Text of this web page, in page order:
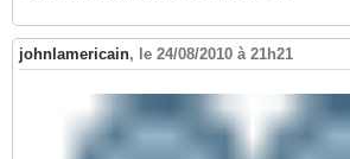
johnlamericain, le 24/08/2010 à 21h21